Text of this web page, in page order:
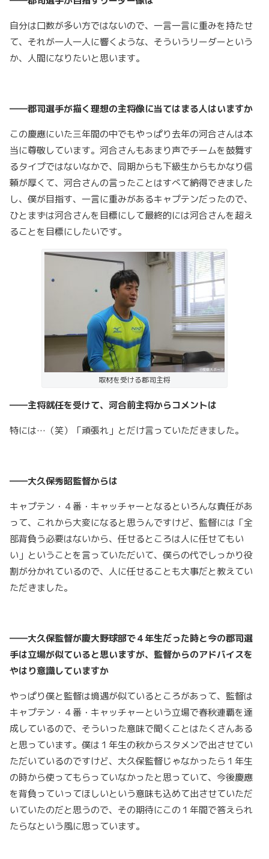
自分は口数が多い方ではないので、一言一言に重みを持たせ
て、それが一人一人に響くような、そういうリーダーという
か、人間になりたいと思います。
――郡司選手が描く理想の主将像に当てはまる人はいますか
この慶應にいた三年間の中でもやっぱり去年の河合さんは本
当に尊敬しています。河合さんもあまり声でチームを鼓舞す
るタイプではないなかで、同期からも下級生からもかなり信
頼が厚くて、河合さんの言ったことはすべて納得できました
し、僕が目指す、一言に重みがあるキャプテンだったので、
ひとまずは河合さんを目標にして最終的には河合さんを超え
ることを目標にしたいです。
取材を受ける郡司主将
――主将就任を受けて、河合前主将からコメントは
特には…（笑）「頑張れ」とだけ言っていただきました。
――大久保秀昭監督からは
キャプテン・４番・キャッチャーとなるといろんな責任があ
って、これから大変になると思うんですけど、監督には「全
部背負う必要はないから、任せるところは人に任せてもい
い」ということを言っていただいて、僕らの代でしっかり役
割が分かれているので、人に任せることも大事だと教えてい
ただきました。
――大久保監督が慶大野球部で４年生だった時と今の郡司選
手は立場が似ていると思いますが、監督からのアドバイスを
やはり意識していますか
やっぱり僕と監督は境遇が似ているところがあって、監督は
キャプテン・４番・キャッチャーという立場で春秋連覇を達
成しているので、そういった意味で聞くことはたくさんある
と思っています。僕は１年生の秋からスタメンで出させてい
ただいているのですけど、大久保監督じゃなかったら１年生
の時から使ってもらっていなかったと思っていて、今後慶應
を背負っていってほしいという意味も込めて出させていただ
いていたのだと思うので、その期待にこの１年間で答えられ
たらなという風に思っています。